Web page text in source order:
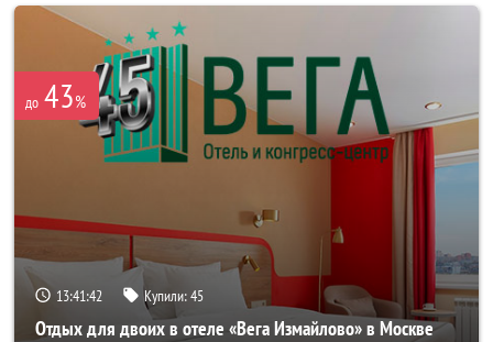
до 43%
13:41:41 Купили:45
Отдых для двоих в отеле «Вега Измайлово» в Москве